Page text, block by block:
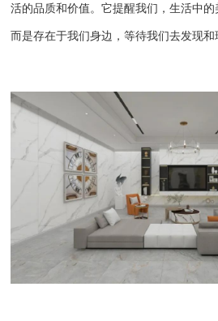
活的品质和价值。它提醒我们，生活中的
而是存在于我们身边，等待我们去发现和